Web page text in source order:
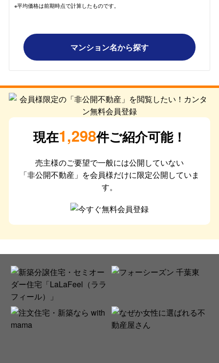
※平均価格は前期時点で計算したものです。
マンション名から探す
現在1,298件ご紹介可能！
売主様のご要望で一般には公開していない
「非公開不動産」を会員様だけに限定公開していま
す。